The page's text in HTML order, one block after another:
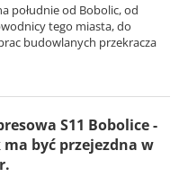
południe od Bobolic, od
tego miasta, do
budowlanych przekracza
S11 Bobolice -
ma być przejezdna w